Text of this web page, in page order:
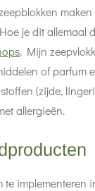
maken
je dit allemaal
. Mijn
of parfum
(zijde,
allergieën.
te implementeren